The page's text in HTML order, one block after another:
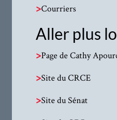
>Courriers
Aller plus
>Page de Cathy
>Site du CRCE
>Site du Sénat